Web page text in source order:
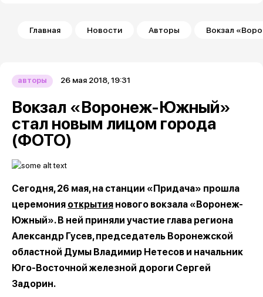
Строка навигации
Главная Новости Авторы Вокзал
авторы 26 мая 2018, 19:31
Вокзал «Воронеж-Южный»
стал новым лицом города
(ФОТО)
Сегодня, 26 мая, на станции «Придача» прошла
церемония открытия нового вокзала «Воронеж-
Южный». В ней приняли участие глава региона
Александр Гусев, председатель Воронежской
областной Думы Владимир Нетесов и начальник
Юго-Восточной железной дороги Сергей
Задорин.